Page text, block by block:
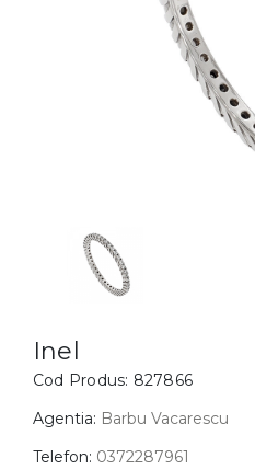
BIJUTERII COPII
Cercei
Bratari
Coliere
Lanturi
Inel
Cod Produs: 827866
Agentia: Barbu Vacarescu
Telefon: 0372287961